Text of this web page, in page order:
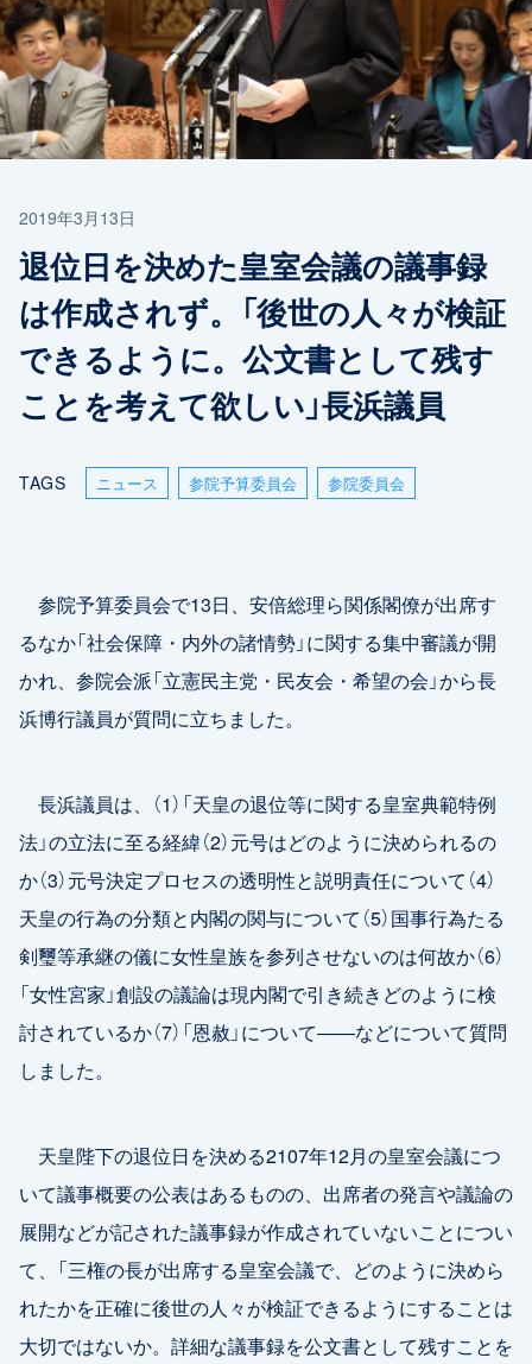
2019年3月13日
退位日を決めた皇室会議の議事録
は作成されず。「後世の人々が検証
できるように。公文書として残す
ことを考えて欲しい」長浜議員
TAGS ニュース 参院予算委員会 参院委員会
参院予算委員会で13日、安倍総理ら関係閣僚が出席す
るなか「社会保障・内外の諸情勢」に関する集中審議が開
かれ、参院会派「立憲民主党・民友会・希望の会」から長
浜博行議員が質問に立ちました。
長浜議員は、（1）「天皇の退位等に関する皇室典範特例
法」の立法に至る経緯（2）元号はどのように決められるの
か（3）元号決定プロセスの透明性と説明責任について（4）
天皇の行為の分類と内閣の関与について（5）国事行為たる
剣璽等承継の儀に女性皇族を参列させないのは何故か（6）
「女性宮家」創設の議論は現内閣で引き続きどのように検
討されているか（7）「恩赦」について――などについて質問
しました。
天皇陛下の退位日を決める2107年12月の皇室会議につ
いて議事概要の公表はあるものの、出席者の発言や議論の
展開などが記された議事録が作成されていないことについ
て、「三権の長が出席する皇室会議で、どのように決めら
れたかを正確に後世の人々が検証できるようにすることは
大切ではないか。詳細な議事録を公文書として残すことを